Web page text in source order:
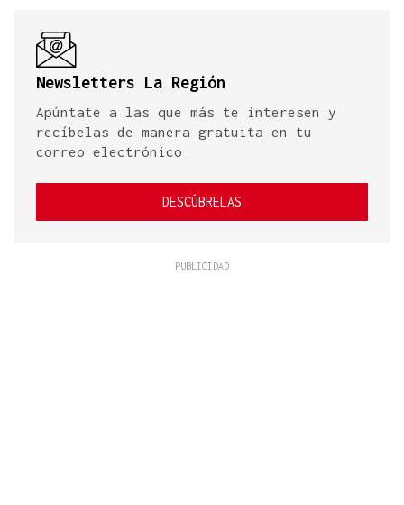
Newsletters La Región
Apúntate a las que más te interesen y
recíbelas de manera gratuita en tu
correo electrónico
DESCÚBRELAS